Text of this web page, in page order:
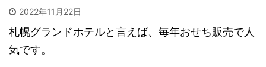
2022年11月22日
札幌グランドホテルと言えば、毎年おせち販売で人
気です。